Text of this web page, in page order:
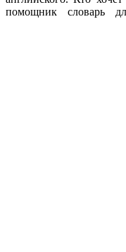
помощник словарь